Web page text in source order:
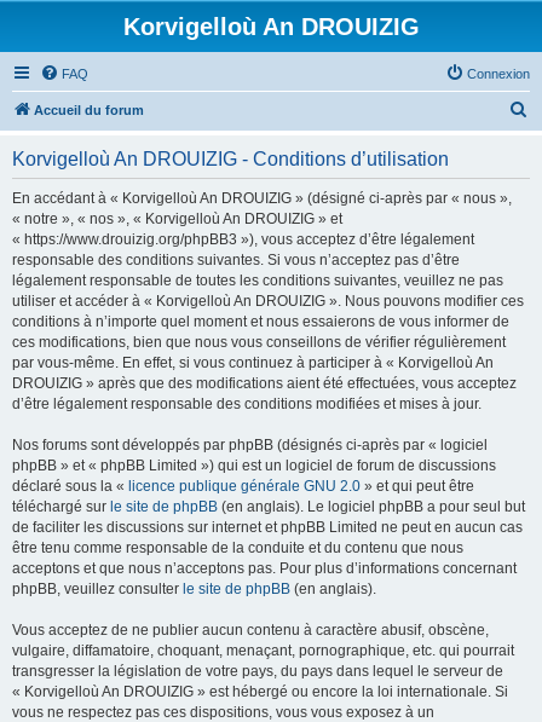
Korvigelloù An DROUIZIG
FAQ Connexion
Accueil du forum
Korvigelloù An DROUIZIG - Conditions d’utilisation
En accédant à « Korvigelloù An DROUIZIG » (désigné ci-après par « nous »,
« notre », « nos », « Korvigelloù An DROUIZIG » et
« https://www.drouizig.org/phpBB3 »), vous acceptez d’être légalement
responsable des conditions suivantes. Si vous n’acceptez pas d’être
légalement responsable de toutes les conditions suivantes, veuillez ne pas
utiliser et accéder à « Korvigelloù An DROUIZIG ». Nous pouvons modifier ces
conditions à n’importe quel moment et nous essaierons de vous informer de
ces modifications, bien que nous vous conseillons de vérifier régulièrement
par vous-même. En effet, si vous continuez à participer à « Korvigelloù An
DROUIZIG » après que des modifications aient été effectuées, vous acceptez
d’être légalement responsable des conditions modifiées et mises à jour.
Nos forums sont développés par phpBB (désignés ci-après par « logiciel
phpBB » et « phpBB Limited ») qui est un logiciel de forum de discussions
déclaré sous la « licence publique générale GNU 2.0 » et qui peut être
téléchargé sur le site de phpBB (en anglais). Le logiciel phpBB a pour seul but
de faciliter les discussions sur internet et phpBB Limited ne peut en aucun cas
être tenu comme responsable de la conduite et du contenu que nous
acceptons et que nous n’acceptons pas. Pour plus d’informations concernant
phpBB, veuillez consulter le site de phpBB (en anglais).
Vous acceptez de ne publier aucun contenu à caractère abusif, obscène,
vulgaire, diffamatoire, choquant, menaçant, pornographique, etc. qui pourrait
transgresser la législation de votre pays, du pays dans lequel le serveur de
« Korvigelloù An DROUIZIG » est hébergé ou encore la loi internationale. Si
vous ne respectez pas ces dispositions, vous vous exposez à un